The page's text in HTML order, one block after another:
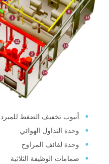
أنبوب تخفيف الضغط للمبرد
وحدة التداول الهوائي
وحدة لفائف المراوح
صمامات الوظيفة الثلاثية